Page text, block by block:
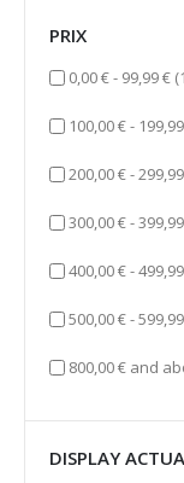
PRIX
0,00 €- 99,99 €
100,00 €-
200,00 €-
300,00 €-
400,00 €-
500,00 €-
800,00 € and
DISPLAY